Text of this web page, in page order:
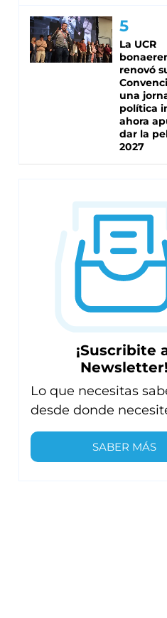
La UCR
renovó
una
política
ahora
dar la
2027
¡Suscribite
Lo que necesitas
desde donde
SABER MÁS